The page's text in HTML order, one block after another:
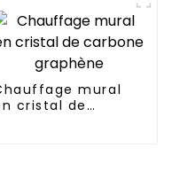
7.2kw 18000BTU
mural
cristal de